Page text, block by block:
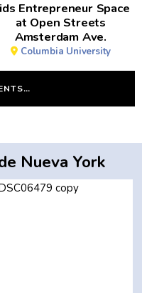
Entrepreneur Space
at Open Streets
Amsterdam Ave.
Columbia University
Nueva York